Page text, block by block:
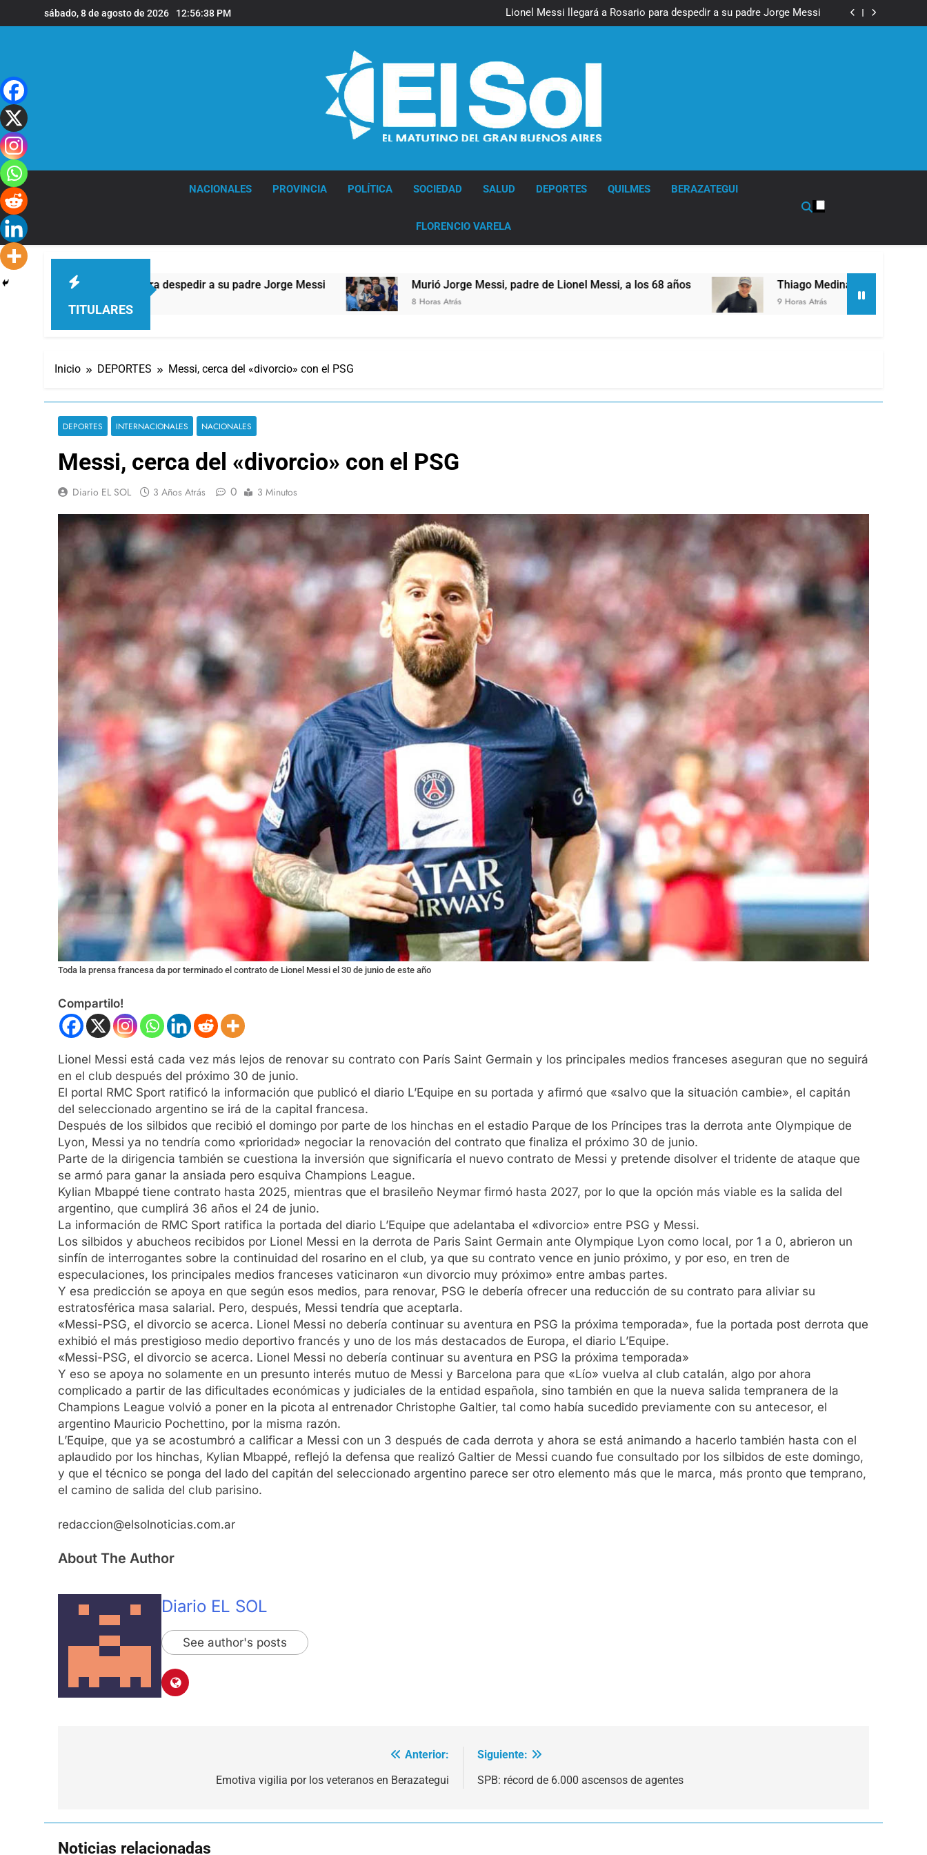
al
sábado, 8 de agosto de 2026 12:56:39 PM
Lionel Messi llegará a Rosario para despedir a su padre Jorge Messi
Murió Jorge Messi, padre de Lionel Messi, a los 68 años
Lionel Messi llegará a Rosario para despedir a su padre Jorge Messi
Murió Jorge Messi, padre de Lionel Messi, a los 68 años
Thiago Medina fue imputado formalmente por abuso sexual
NACIONALES PROVINCIA POLÍTICA SOCIEDAD SALUD DEPORTES QUILMES BERAZATEGUI
FLORENCIO VARELA
TITULARES
para despedir a su padre Jorge Messi Murió Jorge Messi, padre de Lionel Messi, a los 68 años
8 Horas Atrás
Thiago Medina fue imputado formalmente por
9 Horas Atrás
Inicio DEPORTES Messi, cerca del «divorcio» con el PSG
DEPORTES INTERNACIONALES NACIONALES
Messi, cerca del «divorcio» con el PSG
Diario EL SOL 3 Años Atrás 0 3 Minutos
Toda la prensa francesa da por terminado el contrato de Lionel Messi el 30 de junio de este año
Compartilo!
Lionel Messi está cada vez más lejos de renovar su contrato con París Saint Germain y los principales medios franceses aseguran que no seguirá
en el club después del próximo 30 de junio.
El portal RMC Sport ratificó la información que publicó el diario L’Equipe en su portada y afirmó que «salvo que la situación cambie», el capitán
del seleccionado argentino se irá de la capital francesa.
Después de los silbidos que recibió el domingo por parte de los hinchas en el estadio Parque de los Príncipes tras la derrota ante Olympique de
Lyon, Messi ya no tendría como «prioridad» negociar la renovación del contrato que finaliza el próximo 30 de junio.
Parte de la dirigencia también se cuestiona la inversión que significaría el nuevo contrato de Messi y pretende disolver el tridente de ataque que
se armó para ganar la ansiada pero esquiva Champions League.
Kylian Mbappé tiene contrato hasta 2025, mientras que el brasileño Neymar firmó hasta 2027, por lo que la opción más viable es la salida del
argentino, que cumplirá 36 años el 24 de junio.
La información de RMC Sport ratifica la portada del diario L’Equipe que adelantaba el «divorcio» entre PSG y Messi.
Los silbidos y abucheos recibidos por Lionel Messi en la derrota de Paris Saint Germain ante Olympique Lyon como local, por 1 a 0, abrieron un
sinfín de interrogantes sobre la continuidad del rosarino en el club, ya que su contrato vence en junio próximo, y por eso, en tren de
especulaciones, los principales medios franceses vaticinaron «un divorcio muy próximo» entre ambas partes.
Y esa predicción se apoya en que según esos medios, para renovar, PSG le debería ofrecer una reducción de su contrato para aliviar su
estratosférica masa salarial. Pero, después, Messi tendría que aceptarla.
«Messi-PSG, el divorcio se acerca. Lionel Messi no debería continuar su aventura en PSG la próxima temporada», fue la portada post derrota que
exhibió el más prestigioso medio deportivo francés y uno de los más destacados de Europa, el diario L’Equipe.
«Messi-PSG, el divorcio se acerca. Lionel Messi no debería continuar su aventura en PSG la próxima temporada»
Y eso se apoya no solamente en un presunto interés mutuo de Messi y Barcelona para que «Lío» vuelva al club catalán, algo por ahora
complicado a partir de las dificultades económicas y judiciales de la entidad española, sino también en que la nueva salida tempranera de la
Champions League volvió a poner en la picota al entrenador Christophe Galtier, tal como había sucedido previamente con su antecesor, el
argentino Mauricio Pochettino, por la misma razón.
L’Equipe, que ya se acostumbró a calificar a Messi con un 3 después de cada derrota y ahora se está animando a hacerlo también hasta con el
aplaudido por los hinchas, Kylian Mbappé, reflejó la defensa que realizó Galtier de Messi cuando fue consultado por los silbidos de este domingo,
y que el técnico se ponga del lado del capitán del seleccionado argentino parece ser otro elemento más que le marca, más pronto que temprano,
el camino de salida del club parisino.
redaccion@elsolnoticias.com.ar
About The Author
Diario EL SOL
See author's posts
Anterior:
Emotiva vigilia por los veteranos en Berazategui
Siguiente:
SPB: récord de 6.000 ascensos de agentes
Noticias relacionadas